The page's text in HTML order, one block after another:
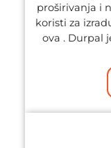
proširivanja i
koristi za
ova . Durpal